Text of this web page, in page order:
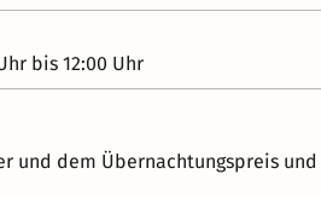
bis 12:00 Uhr
und dem Übernachtungspreis und